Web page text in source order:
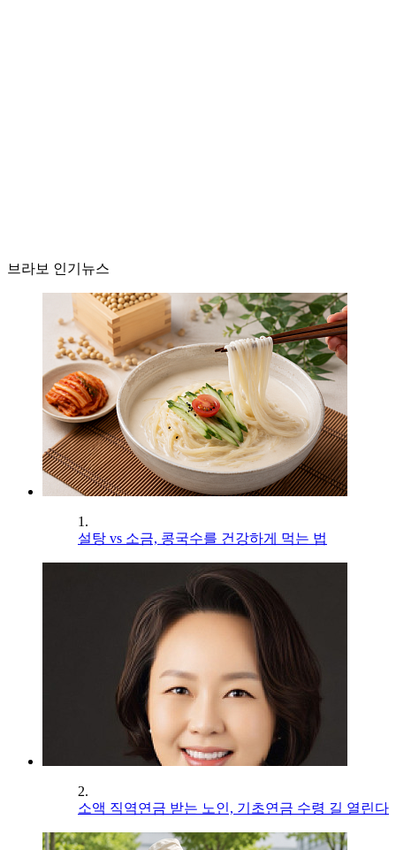
브라보 인기뉴스
1.
설탕 vs 소금, 콩국수를 건강하게 먹는 법
2.
소액 직역연금 받는 노인, 기초연금 수령 길 열린다